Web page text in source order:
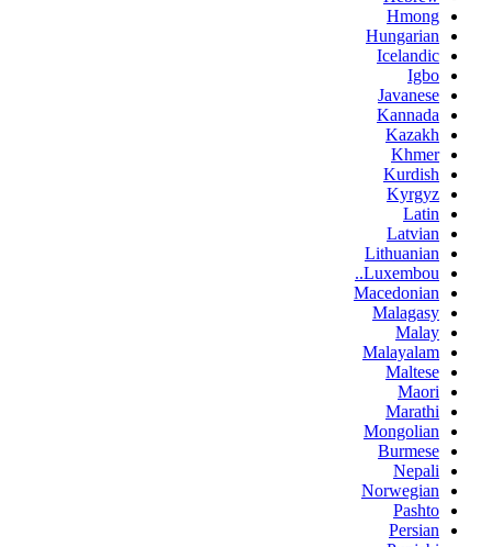
Hmong
Hungarian
Icelandic
Igbo
Javanese
Kannada
Kazakh
Khmer
Kurdish
Kyrgyz
Latin
Latvian
Lithuanian
Luxembou..
Macedonian
Malagasy
Malay
Malayalam
Maltese
Maori
Marathi
Mongolian
Burmese
Nepali
Norwegian
Pashto
Persian